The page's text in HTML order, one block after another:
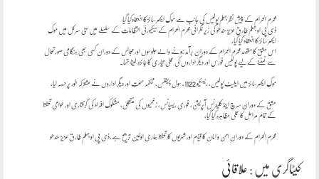
محرم الحرام کے پیش نظر جہلم پولیس کی جانب سے موک ایکسرسائز کا انعقادکیا گیا
ڈی پی او جہلم طارق عزیز سندھو کی زیر نگرانی محرم الحرام کے سیکیورٹی انتظامات کے سلسلے میں سٹی سرکل میں موک
ایکسرسائز کا انعقاد کیا گیا،
اس مشق کا مقصد محرم الحرام کے دوران برآمد ہونے والے جلوسوں اور مجالس کے دوران کسی بھی ہنگامی صورتحال
سے نمٹنے کے لیے پولیس فورس اور دیگر اداروں کی عملی تیاری کا جائزہ لینا تھا۔
موک ایکسرسائز میں ایلیٹ پولیس، ریسکیو 1122، سول ڈیفنس، محکمہ صحت اور دیگر اداروں نے مشترکہ طور پر حصہ لیا،
مشق کے دوران سرچ اینڈ کلیئرنس آپریشن، فوری ریسپانس، زخمیوں کی منتقلی، مشکوک افراد کی گرفتاری اور عوامی تحفظ
کے تمام مراحل کا عملی مظاہرہ کیا گیا،
محرم الحرام کے دوران امن و امان کا قیام اور شہریوں کا تحفظ ہماری اولین ترجیح ہے،ڈی پی او جہلم طارق عزیز سندھو
کیٹاگری میں : علاقائی